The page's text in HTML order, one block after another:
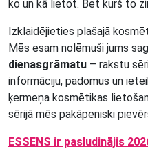
ko un kā lietot. Bet kurš to
Izklaidējieties plašajā
Mēs esam nolēmuši jums
dienasgrāmatu – rakstu
informāciju, padomus un
ķermeņa kosmētikas
sērijā mēs pakāpeniski
ESSENS ir pasludinājis